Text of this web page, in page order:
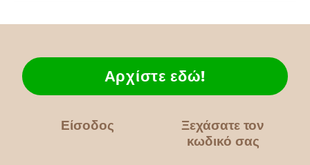
Είσοδος
Ξεχάσατε τον
κωδικό σας
Αρχίστε εδώ!